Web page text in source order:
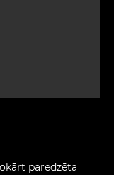
paredzēta